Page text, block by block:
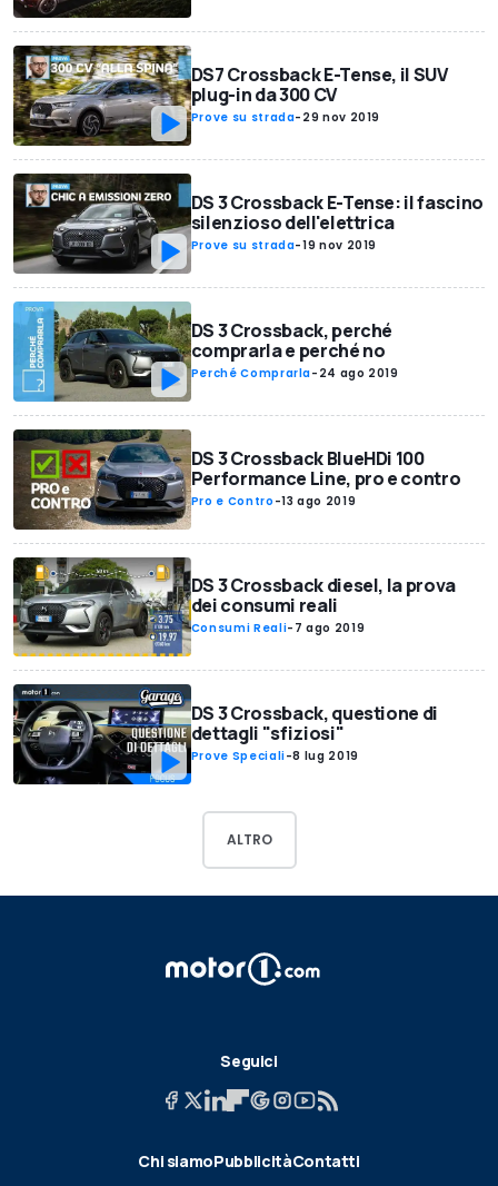
DS7 Crossback E-Tense, il SUV
plug-in da 300 CV
Prove su strada- 29 nov 2019
DS 3 Crossback E-Tense: il fascino
silenzioso dell'elettrica
Prove su strada-19 nov 2019
DS 3 Crossback, perché
comprarla e perché no
Perché Comprarla- 24 ago 2019
DS 3 Crossback BlueHDi 100
Performance Line, pro e contro
Pro e Contro -13 ago 2019
DS 3 Crossback diesel, la prova
dei consumi reali
Consumi Reali- 7 ago 2019
DS 3 Crossback, questione di
dettagli "sfiziosi"
Prove Speciali-8 lug 2019
ALTRO
Seguici
Chi siamoPubblicitàContatti